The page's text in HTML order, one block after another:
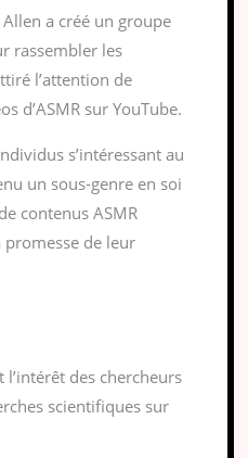
a créé un groupe
rassembler les
l’attention de
d’ASMR sur YouTube.
s’intéressant au
un sous-genre en soi
contenus ASMR
promesse de leur
l’intérêt des chercheurs
scientifiques sur